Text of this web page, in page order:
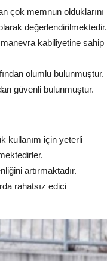
çok memnun olduklarını
değerlendirilmektedir.
kabiliyetine sahip
olumlu bulunmuştur.
güvenli bulunmuştur.
kullanım için yeterli
artırmaktadır.
rahatsız edici